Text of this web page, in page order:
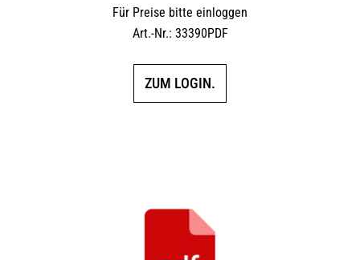
Für Preise bitte einloggen
Art.-Nr.: 33390PDF
ZUM LOGIN.